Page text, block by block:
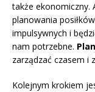
także ekonomiczny.
planowania
impulsywnych i
nam potrzebne.
zarządzać czasem i
Kolejnym krokiem